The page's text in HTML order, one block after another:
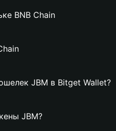
BNB Chain
JBM в Bitget Wallet?
JBM?